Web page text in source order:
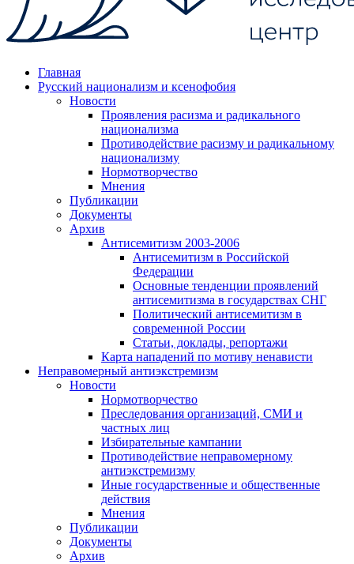
Главная
Русский национализм и ксенофобия
Новости
Проявления расизма и радикального
национализма
Противодействие расизму и радикальному
национализму
Нормотворчество
Мнения
Публикации
Документы
Архив
Антисемитизм 2003-2006
Антисемитизм в Российской
Федерации
Основные тенденции проявлений
антисемитизма в государствах СНГ
Политический антисемитизм в
современной России
Статьи, доклады, репортажи
Карта нападений по мотиву ненависти
Неправомерный антиэкстремизм
Новости
Нормотворчество
Преследования организаций, СМИ и
частных лиц
Избирательные кампании
Противодействие неправомерному
антиэкстремизму
Иные государственные и общественные
действия
Мнения
Публикации
Документы
Архив